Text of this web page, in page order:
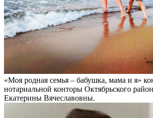
«Моя родная семья – бабушка, мама и я»
нотариальной конторы Октябрьского
Екатерины Вячеславовны.